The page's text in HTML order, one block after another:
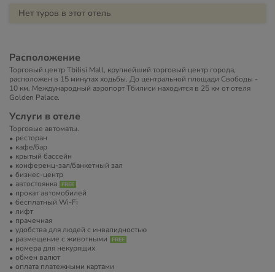
Нет туров в этот отель
Расположение
Торговый центр Tbilisi Mall, крупнейший торговый центр города,
расположен в 15 минутах ходьбы. До центральной площади Свободы -
10 км. Международный аэропорт Тбилиси находится в 25 км от отеля
Golden Palace.
Услуги в отеле
Торговые автоматы.
ресторан
кафе/бар
крытый бассейн
конференц-зал/банкетный зал
бизнес-центр
автостоянка
прокат автомобилей
бесплатный Wi-Fi
лифт
прачечная
удобства для людей с инвалидностью
размещение с животными
номера для некурящих
обмен валют
оплата платежными картами